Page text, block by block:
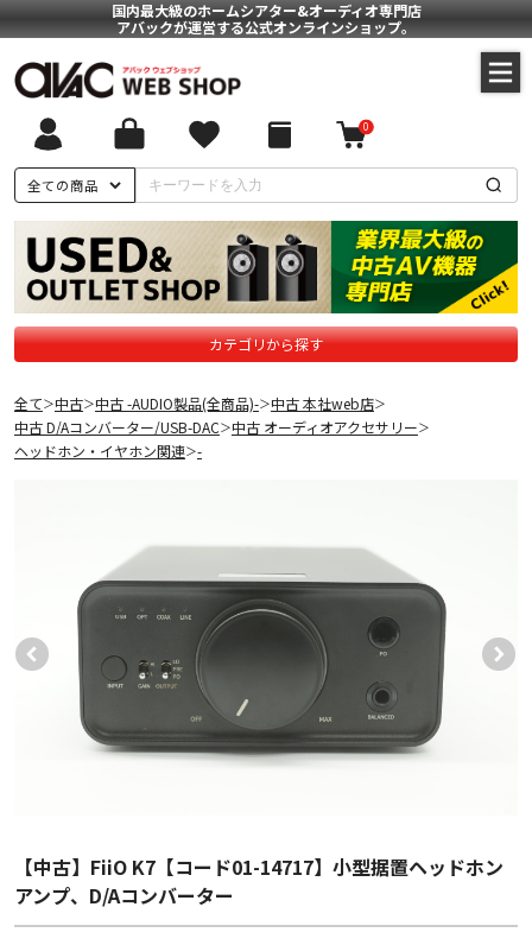
国内最大級のホームシアター&オーディオ専門店
アバックが運営する公式オンラインショップ。
全ての商品
0
カテゴリから探す
全て＞中古＞中古 -AUDIO製品(全商品)-＞中古 本社web店＞
中古 D/Aコンバーター/USB-DAC＞中古 オーディオアクセサリー＞
ヘッドホン・イヤホン関連＞-
【中古】FiiO K7【コード01-14717】小型据置ヘッドホン
アンプ、D/Aコンバーター